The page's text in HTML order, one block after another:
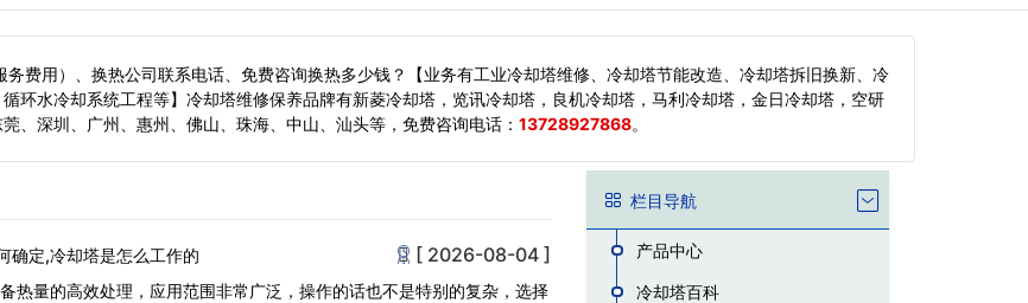
费用）、换热公司联系电话、免费咨询换热多少钱？【业务有工业冷却塔维修、冷却塔节能改造、冷却塔拆旧换新、冷
环水冷却系统工程等】冷却塔维修保养品牌有新菱冷却塔，览讯冷却塔，良机冷却塔，马利冷却塔，金日冷却塔，空研
、深圳、广州、惠州、佛山、珠海、中山、汕头等， 免费咨询电话： 13728927868。
确定,冷却塔是怎么工作的 [ 2026-08-04 ]
热量的高效处理，应用范围非常广泛，操作的话也不是特别的复杂，选择
栏目导航
产品中心
冷却塔百科